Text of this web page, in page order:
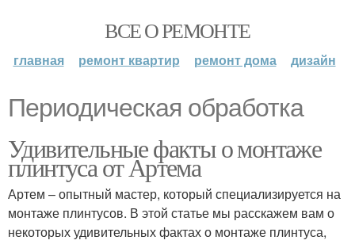
ВСЕ О РЕМОНТЕ
главная ремонт квартир ремонт дома дизайн
Периодическая обработка
Удивительные факты о монтаже
плинтуса от Артема
Артем – опытный мастер, который специализируется на
монтаже плинтусов. В этой статье мы расскажем вам о
некоторых удивительных фактах о монтаже плинтуса,